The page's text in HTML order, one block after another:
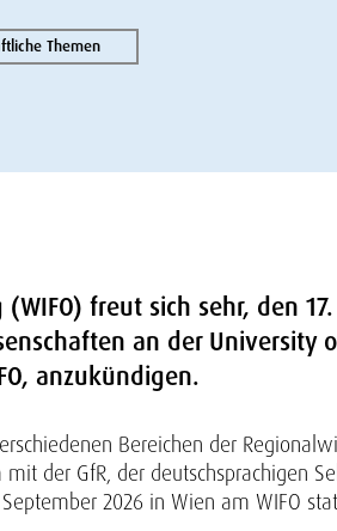
Themen
freut sich sehr, den
an der University
anzukündigen.
Bereichen der
der GfR, der deutschsprachigen
2026 in Wien am WIFO